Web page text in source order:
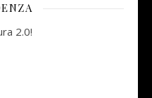
2.0!